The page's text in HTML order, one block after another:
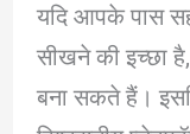
यदि आपके पास
सीखने की इच्छा
बना सकते हैं।